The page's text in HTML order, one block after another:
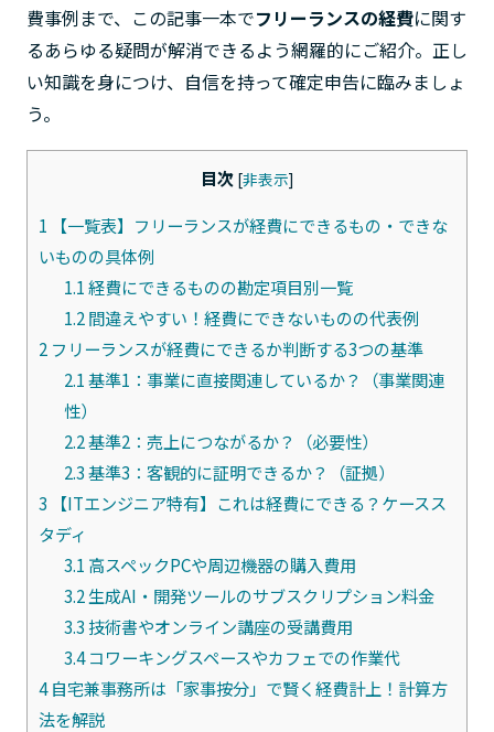
費事例まで、この記事一本でフリーランスの経費に関す
るあらゆる疑問が解消できるよう網羅的にご紹介。正し
い知識を身につけ、自信を持って確定申告に臨みましょ
う。
目次 [非表示]
1 【一覧表】フリーランスが経費にできるもの・できな
いものの具体例
1.1経費にできるものの勘定項目別一覧
1.2間違えやすい！経費にできないものの代表例
2フリーランスが経費にできるか判断する3つの基準
2.1基準1：事業に直接関連しているか？（事業関連
性）
2.2基準2：売上につながるか？（必要性）
2.3基準3：客観的に証明できるか？（証拠）
3 【ITエンジニア特有】これは経費にできる？ケースス
タディ
3.1 高スペックPCや周辺機器の購入費用
3.2生成AI・開発ツールのサブスクリプション料金
3.3技術書やオンライン講座の受講費用
3.4コワーキングスペースやカフェでの作業代
4自宅兼事務所は「家事按分」で賢く経費計上！計算方
法を解説